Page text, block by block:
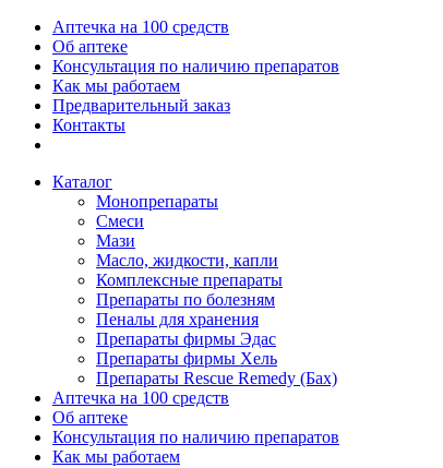
Аптечка на 100 средств
Об аптеке
Консультация по наличию препаратов
Как мы работаем
Предварительный заказ
Контакты
Каталог
Монопрепараты
Смеси
Мази
Масло, жидкости, капли
Комплексные препараты
Препараты по болезням
Пеналы для хранения
Препараты фирмы Эдас
Препараты фирмы Хель
Препараты Rescue Remedy (Бах)
Аптечка на 100 средств
Об аптеке
Консультация по наличию препаратов
Как мы работаем